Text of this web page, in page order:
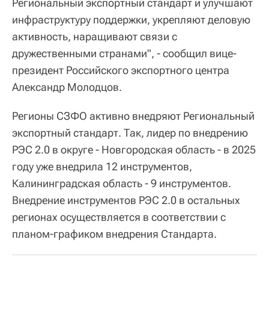
Региональный экспортный стандарт и улучшают
инфраструктуру поддержки, укрепляют деловую
активность, наращивают связи с
дружественными странами", - сообщил вице-
президент Российского экспортного центра
Александр Молодцов.
Регионы СЗФО активно внедряют Региональный
экспортный стандарт. Так, лидер по внедрению
РЭС 2.0 в округе - Новгородская область - в 2025
году уже внедрила 12 инструментов,
Калининградская область - 9 инструментов.
Внедрение инструментов РЭС 2.0 в остальных
регионах осуществляется в соответствии с
планом-графиком внедрения Стандарта.